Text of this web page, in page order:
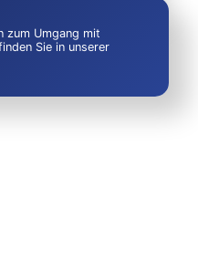
zum Umgang mit
Sie in unserer